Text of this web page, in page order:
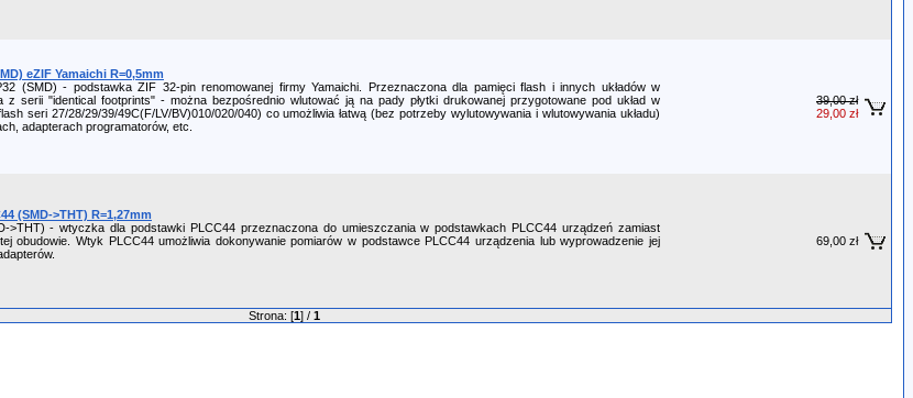
eZIF Yamaichi R=0,5mm
(SMD) - podstawka ZIF 32-pin renomowanej firmy Yamaichi. Przeznaczona dla pamięci flash i innych układów w
z serii "identical footprints" - można bezpośrednio wlutować ją na pady płytki drukowanej przygotowane pod układ w
seri 27/28/29/39/49C(F/LV/BV)010/020/040) co umożliwia łatwą (bez potrzeby wylutowywania i wlutowywania układu)
adapterach programatorów, etc.
39,00 zł
29,00 zł
(SMD->THT) R=1,27mm
>THT) - wtyczka dla podstawki PLCC44 przeznaczona do umieszczania w podstawkach PLCC44 urządzeń zamiast
obudowie. Wtyk PLCC44 umożliwia dokonywanie pomiarów w podstawce PLCC44 urządzenia lub wyprowadzenie jej
69,00 zł
Strona: [1] / 1